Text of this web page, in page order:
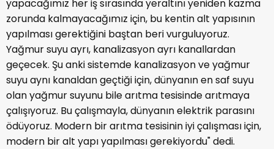
yapacağımız her iş sırasında yeraltını yeniden kazma
zorunda kalmayacağımız için, bu kentin alt yapısının
yapılması gerektiğini baştan beri vurguluyoruz.
Yağmur suyu ayrı, kanalizasyon ayrı kanallardan
geçecek. Şu anki sistemde kanalizasyon ve yağmur
suyu aynı kanaldan geçtiği için, dünyanın en saf suyu
olan yağmur suyunu bile arıtma tesisinde arıtmaya
çalışıyoruz. Bu çalışmayla, dünyanın elektrik parasını
ödüyoruz. Modern bir arıtma tesisinin iyi çalışması için,
modern bir alt yapı yapılması gerekiyordu" dedi.